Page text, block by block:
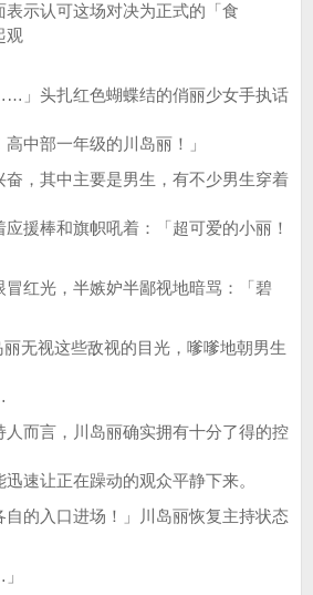
示认可这场对决为正式的「食
观
头扎红色蝴蝶结的俏丽少女手执话
中部一年级的川岛丽！」
，其中主要是男生，有不少男生穿着
援棒和旗帜吼着：「超可爱的小丽！
红光，半嫉妒半鄙视地暗骂：「碧
视这些敌视的目光，嗲嗲地朝男生
而言，川岛丽确实拥有十分了得的控
速让正在躁动的观众平静下来。
的入口进场！」川岛丽恢复主持状态